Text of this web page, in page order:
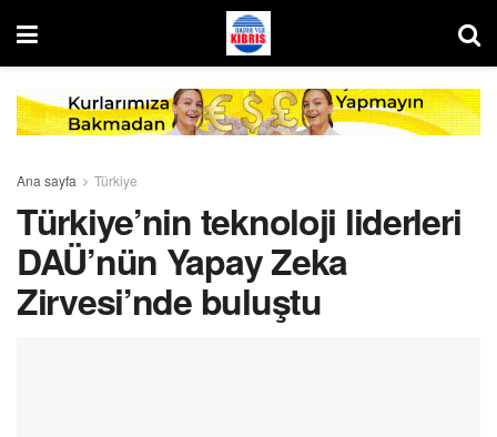
Ana sayfa Türkiye
Türkiye’nin teknoloji liderleri
DAÜ’nün Yapay Zeka
Zirvesi’nde buluştu